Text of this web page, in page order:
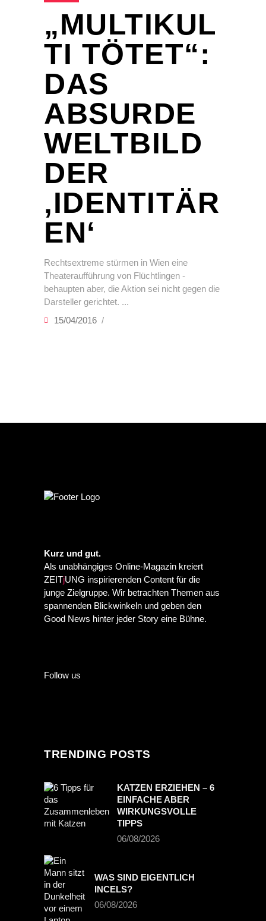
„MULTIKUL
TI TÖTET“:
DAS
ABSURDE
WELTBILD
DER
‚IDENTITÄR
EN‘
Rechtsextreme stürmen in Wien eine
Theateraufführung von Flüchtlingen -
behaupten aber, die Aktion sei nicht gegen die
Darsteller gerichtet.
15/04/2016
Kurz und gut.
Als unabhängiges Online-Magazin kreiert
ZEITjUNG inspirierenden Content für die
junge Zielgruppe. Wir betrachten Themen aus
spannenden Blickwinkeln und geben den
Good News hinter jeder Story eine Bühne.
Follow us
TRENDING POSTS
KATZEN ERZIEHEN – 6
EINFACHE ABER
WIRKUNGSVOLLE
TIPPS
06/08/2026
WAS SIND EIGENTLICH
INCELS?
06/08/2026